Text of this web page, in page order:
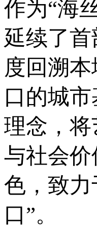
作为“海
延续了
度回溯
口的城
理念，
与社会
色，致
口”。